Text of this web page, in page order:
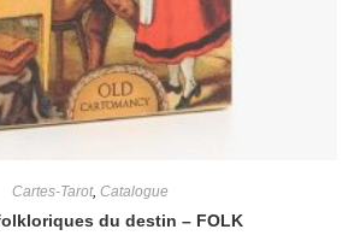
Cartes-Tarot, Catalogue
du destin – FOLK